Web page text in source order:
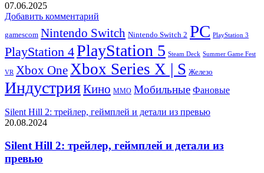
07.06.2025
Добавить комментарий
gamescom Nintendo Switch Nintendo Switch 2 PC PlayStation 3
PlayStation 4PlayStation 5 Steam Deck Summer Game Fest
VR Xbox OneXbox Series X | S Железо
ИндустрияКино ММО Мобильные Фановые
Silent Hill 2: трейлер, геймплей и детали из превью
20.08.2024
Silent Hill 2: трейлер, геймплей и детали из
превью